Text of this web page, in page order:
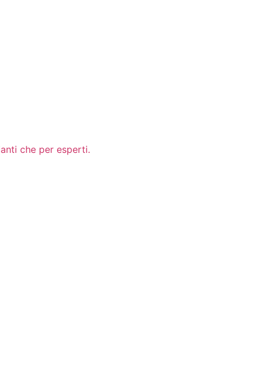
che per esperti.